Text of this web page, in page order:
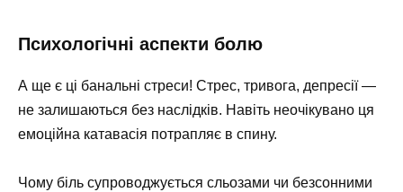
Психологічні аспекти болю
А ще є ці банальні стреси! Стрес, тривога, депресії —
не залишаються без наслідків. Навіть неочікувано ця
емоційна катавасія потрапляє в спину.
Чому біль супроводжується сльозами чи безсонними